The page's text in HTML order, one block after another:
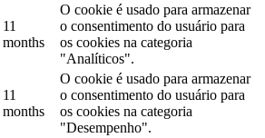
11
months
O cookie é usado para armazenar
o consentimento do usuário para
os cookies na categoria
"Analíticos".
11
months
O cookie é usado para armazenar
o consentimento do usuário para
os cookies na categoria
"Desempenho".